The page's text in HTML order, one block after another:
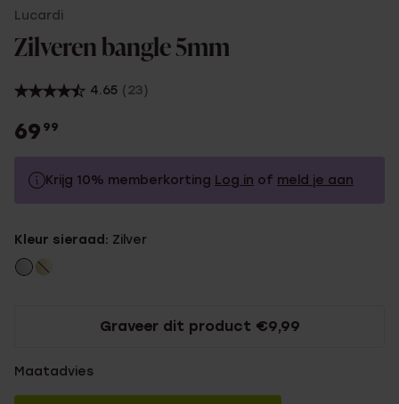
Lucardi
Zilveren bangle 5mm
4.65 (23)
69 99
Krijg 10% memberkorting Log in of meld je aan
Zonder memberkorting
Kleur sieraad: Zilver
Graveer dit product €9,99
Maatadvies